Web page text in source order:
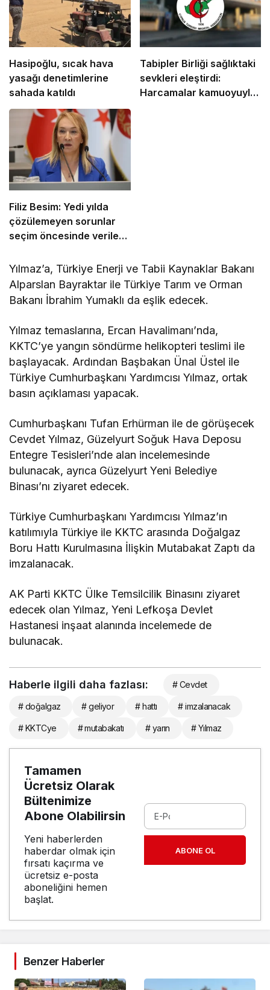
Hasipoğlu, sıcak hava
yasağı denetimlerine
sahada katıldı
Tabipler Birliği sağlıktaki
sevkleri eleştirdi:
Harcamalar kamuoyuyla
Filiz Besim: Yedi yılda
çözülemeyen sorunlar
seçim öncesinde verilen
Yılmaz’a, Türkiye Enerji ve Tabii Kaynaklar Bakanı
Alparslan Bayraktar ile Türkiye Tarım ve Orman
Bakanı İbrahim Yumaklı da eşlik edecek.
Yılmaz temaslarına, Ercan Havalimanı’nda,
KKTC’ye yangın söndürme helikopteri teslimi ile
başlayacak. Ardından Başbakan Ünal Üstel ile
Türkiye Cumhurbaşkanı Yardımcısı Yılmaz, ortak
basın açıklaması yapacak.
Cumhurbaşkanı Tufan Erhürman ile de görüşecek
Cevdet Yılmaz, Güzelyurt Soğuk Hava Deposu
Entegre Tesisleri’nde alan incelemesinde
bulunacak, ayrıca Güzelyurt Yeni Belediye
Binası’nı ziyaret edecek.
Türkiye Cumhurbaşkanı Yardımcısı Yılmaz’ın
katılımıyla Türkiye ile KKTC arasında Doğalgaz
Boru Hattı Kurulmasına İlişkin Mutabakat Zaptı da
imzalanacak.
AK Parti KKTC Ülke Temsilcilik Binasını ziyaret
edecek olan Yılmaz, Yeni Lefkoşa Devlet
Hastanesi inşaat alanında incelemede de
bulunacak.
Haberle ilgili daha fazlası: # Cevdet
# doğalgaz # geliyor # hattı # imzalanacak
# KKTCye # mutabakatı # yarın # Yılmaz
Tamamen
Ücretsiz Olarak
Bültenimize
Abone Olabilirsin
Yeni haberlerden
haberdar olmak için
fırsatı kaçırma ve
ücretsiz e-posta
aboneliğini hemen
başlat.
ABONE OL
Benzer Haberler